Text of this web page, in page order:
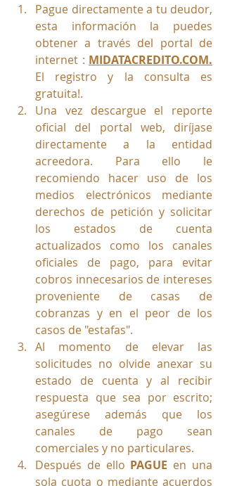
Pague directamente a tu deudor,
esta información la puedes
obtener a través del portal de
internet : MIDATACREDITO.COM.
El registro y la consulta es
gratuita!.
Una vez descargue el reporte
oficial del portal web, diríjase
directamente a la entidad
acreedora. Para ello le
recomiendo hacer uso de los
medios electrónicos mediante
derechos de petición y solicitar
los estados de cuenta
actualizados como los canales
oficiales de pago, para evitar
cobros innecesarios de intereses
proveniente de casas de
cobranzas y en el peor de los
casos de "estafas".
Al momento de elevar las
solicitudes no olvide anexar su
estado de cuenta y al recibir
respuesta que sea por escrito;
asegúrese además que los
canales de pago sean
comerciales y no particulares.
Después de ello PAGUE en una
sola cuota o mediante acuerdos